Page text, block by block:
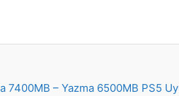
– Yazma 6500MB PS5